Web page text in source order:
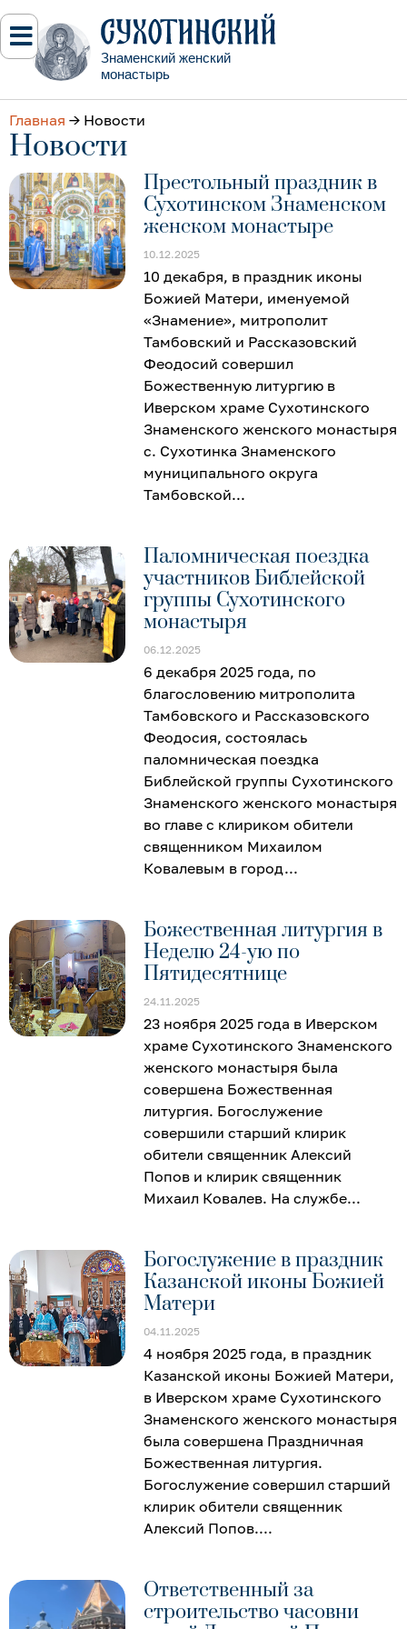
Знаменский женский
монастырь
Главная → Новости
Новости
Престольный праздник в
Сухотинском Знаменском
женском монастыре
10.12.2025
10 декабря, в праздник иконы
Божией Матери, именуемой
«Знамение», митрополит
Тамбовский и Рассказовский
Феодосий совершил
Божественную литургию в
Иверском храме Сухотинского
Знаменского женского монастыря
с. Сухотинка Знаменского
муниципального округа
Тамбовской
Паломническая поездка
участников Библейской
группы Сухотинского
монастыря
06.12.2025
6 декабря 2025 года, по
благословению митрополита
Тамбовского и Рассказовского
Феодосия, состоялась
паломническая поездка
Библейской группы Сухотинского
Знаменского женского монастыря
во главе с клириком обители
священником Михаилом
Ковалевым в город
Божественная литургия в
Неделю 24-ую по
Пятидесятнице
24.11.2025
23 ноября 2025 года в Иверском
храме Сухотинского Знаменского
женского монастыря была
совершена Божественная
литургия. Богослужение
совершили старший клирик
обители священник Алексий
Попов и клирик священник
Михаил Ковалев. На службе
Богослужение в праздник
Казанской иконы Божией
Матери
04.11.2025
4 ноября 2025 года, в праздник
Казанской иконы Божией Матери,
в Иверском храме Сухотинского
Знаменского женского монастыря
была совершена Праздничная
Божественная литургия.
Богослужение совершил старший
клирик обители священник
Алексий Попов.
Ответственный за
строительство часовни